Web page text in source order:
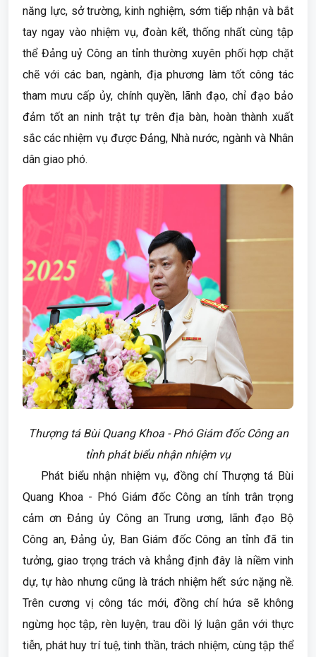
năng lực, sở trường, kinh nghiệm, sớm tiếp nhận và bắt
tay ngay vào nhiệm vụ, đoàn kết, thống nhất cùng tập
thể Đảng uỷ Công an tỉnh thường xuyên phối hợp chặt
chẽ với các ban, ngành, địa phương làm tốt công tác
tham mưu cấp ủy, chính quyền, lãnh đạo, chỉ đạo bảo
đảm tốt an ninh trật tự trên địa bàn, hoàn thành xuất
sắc các nhiệm vụ được Đảng, Nhà nước, ngành và Nhân
dân giao phó.
Thượng tá Bùi Quang Khoa - Phó Giám đốc Công an
tỉnh phát biểu nhận nhiệm vụ
Phát biểu nhận nhiệm vụ, đồng chí Thượng tá Bùi
Quang Khoa - Phó Giám đốc Công an tỉnh trân trọng
cảm ơn Đảng ủy Công an Trung ương, lãnh đạo Bộ
Công an, Đảng ủy, Ban Giám đốc Công an tỉnh đã tin
tưởng, giao trọng trách và khẳng định đây là niềm vinh
dự, tự hào nhưng cũng là trách nhiệm hết sức nặng nề.
Trên cương vị công tác mới, đồng chí hứa sẽ không
ngừng học tập, rèn luyện, trau dồi lý luận gắn với thực
tiễn, phát huy trí tuệ, tinh thần, trách nhiệm, cùng tập thể